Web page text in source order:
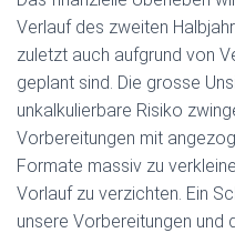
Verlauf des zweiten
zuletzt auch aufgrund von
geplant sind. Die grosse
unkalkulierbare Risiko
Vorbereitungen mit
Formate massiv zu
Vorlauf zu verzichten. Ein
unsere Vorbereitungen und